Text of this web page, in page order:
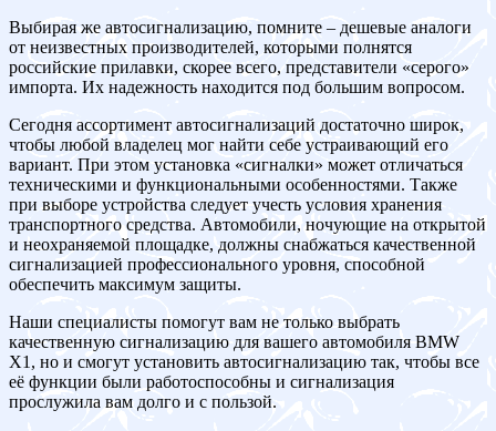
Выбирая же автосигнализацию, помните – дешевые аналоги
от неизвестных производителей, которыми полнятся
российские прилавки, скорее всего, представители «серого»
импорта. Их надежность находится под большим вопросом.
Сегодня ассортимент автосигнализаций достаточно широк,
чтобы любой владелец мог найти себе устраивающий его
вариант. При этом установка «сигналки» может отличаться
техническими и функциональными особенностями. Также
при выборе устройства следует учесть условия хранения
транспортного средства. Автомобили, ночующие на открытой
и неохраняемой площадке, должны снабжаться качественной
сигнализацией профессионального уровня, способной
обеспечить максимум защиты.
Наши специалисты помогут вам не только выбрать
качественную сигнализацию для вашего автомобиля BMW
X1, но и смогут установить автосигнализацию так, чтобы все
её функции были работоспособны и сигнализация
прослужила вам долго и с пользой.